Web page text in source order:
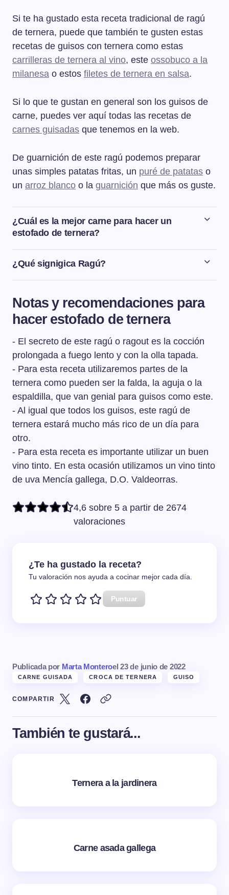
Si te ha gustado esta receta tradicional de ragú
de ternera, puede que también te gusten estas
recetas de guisos con ternera como estas
carrilleras de ternera al vino, este ossobuco a la
milanesa o estos filetes de ternera en salsa.
Si lo que te gustan en general son los guisos de
carne, puedes ver aquí todas las recetas de
carnes guisadas que tenemos en la web.
De guarnición de este ragú podemos preparar
unas simples patatas fritas, un puré de patatas o
un arroz blanco o la guarnición que más os guste.
¿Cuál es la mejor carne para hacer un
estofado de ternera?
Para hacer un estofado de ternera, las mejores piezas
son la falda, la aguja o la espaldilla.
¿Qué signigica Ragú?
Ragú o ragout es un término que viene del francés y que
Notas y recomendaciones para
hacer estofado de ternera
- El secreto de este ragú o ragout es la cocción
prolongada a fuego lento y con la olla tapada.
- Para esta receta utilizaremos partes de la
ternera como pueden ser la falda, la aguja o la
espaldilla, que van genial para guisos como este.
- Al igual que todos los guisos, este ragú de
ternera estará mucho más rico de un día para
otro.
- Para esta receta es importante utilizar un buen
vino tinto. En esta ocasión utilizamos un vino tinto
de uva Mencía gallega, D.O. Valdeorras.
4,6 sobre 5 a partir de 2674
valoraciones
¿Te ha gustado la receta?
Tu valoración nos ayuda a cocinar mejor cada día.
Puntuar
Publicada por Marta Monteroel 23 de junio de 2022
CARNE GUISADA CROCA DE TERNERA GUISO
COMPARTIR
También te gustará...
Ternera a la jardinera
Carne asada gallega